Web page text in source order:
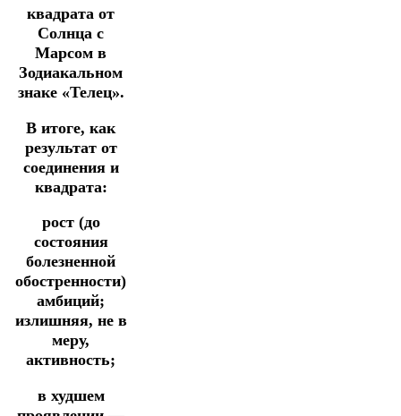
квадрата от
Солнца с
Марсом в
Зодиакальном
знаке «Телец».
В итоге, как
результат от
соединения и
квадрата:
рост (до
состояния
болезненной
обостренности)
амбиций;
излишняя, не в
меру,
активность;
в худшем